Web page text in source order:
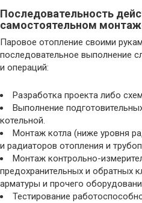
Последовательность
самостоятельном
Паровое отопление своими
последовательное выполнение
и операций:
Разработка проекта либо
Выполнение
котельной.
Монтаж котла (ниже уровня
и радиаторов отопления и
Монтаж контрольно-
предохранительных и обратных
арматуры и прочего
Тестирование